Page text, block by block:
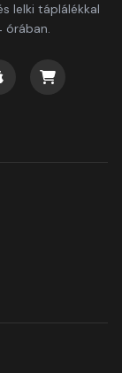
lelki táplálékkal
órában.